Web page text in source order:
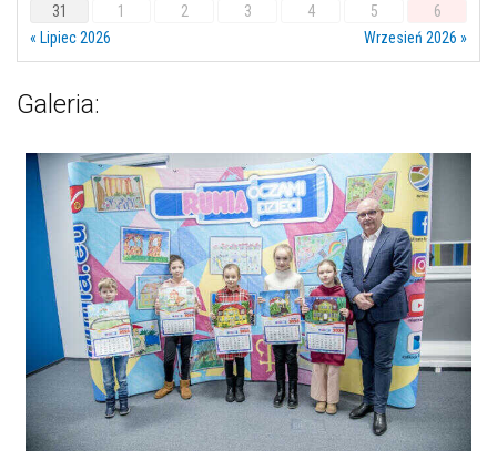
31
1 2 3 4 5
6
« Lipiec 2026
Wrzesień 2026 »
Galeria: